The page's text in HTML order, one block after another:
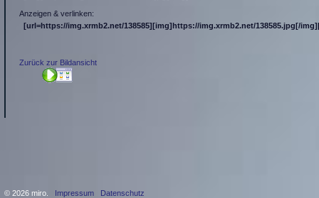
Anzeigen & verlinken:
[url=https://img.xrmb2.net/138585][img]https://img.xrmb2.net/138585.jpg[/
Zurück zur Bildansicht
© 2026 miro. Impressum Datenschutz